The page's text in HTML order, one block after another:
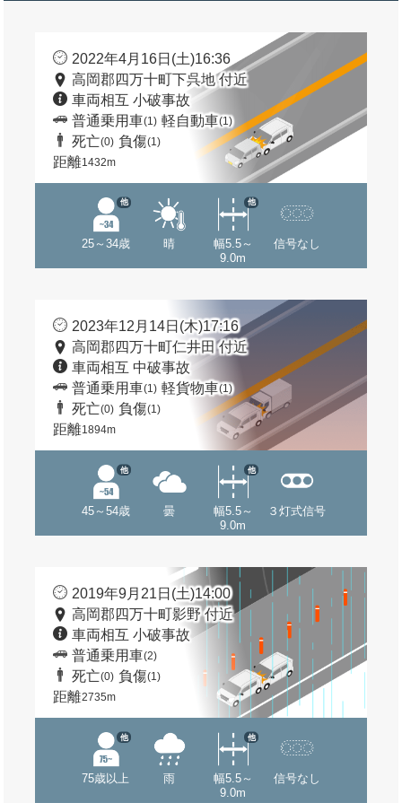
2022年4月16日(土)16:36
高岡郡四万十町下呉地 付近
車両相互 小破事故
普通乗用車(1) 軽自動車(1)
死亡(0) 負傷(1)
距離1432m
25～34歳
他
晴
幅5.5～
9.0m
他
信号なし
2023年12月14日(木)17:16
高岡郡四万十町仁井田 付近
車両相互 中破事故
普通乗用車(1) 軽貨物車(1)
死亡(0) 負傷(1)
距離1894m
45～54歳
他
曇
幅5.5～
9.0m
他
３灯式信号
2019年9月21日(土)14:00
高岡郡四万十町影野 付近
車両相互 小破事故
普通乗用車(2)
死亡(0) 負傷(1)
距離2735m
75歳以上
他
雨
幅5.5～
9.0m
他
信号なし